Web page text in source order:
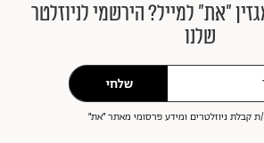
״את״ למייל? הירשמי לניוזלטר
שלנו
שלחי
קבלת ניוזלטרים ומידע פרסומי מאתר ״את״